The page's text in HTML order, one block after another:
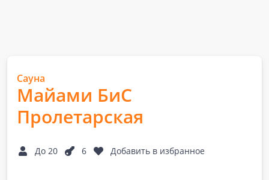
Сауна
Майами БиС
Пролетарская
До 20 6 Добавить в избранное